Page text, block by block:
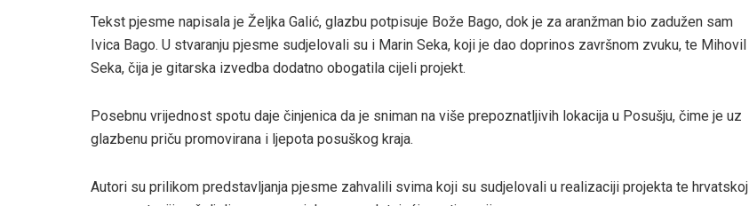
Tekst pjesme napisala je Željka Galić, glazbu potpisuje Bože Bago, dok je za aranžman bio zadužen sam
Ivica Bago. U stvaranju pjesme sudjelovali su i Marin Seka, koji je dao doprinos završnom zvuku, te Mihovil
Seka, čija je gitarska izvedba dodatno obogatila cijeli projekt.
Posebnu vrijednost spotu daje činjenica da je sniman na više prepoznatljivih lokacija u Posušju, čime je uz
glazbenu priču promovirana i ljepota posuškog kraja.
Autori su prilikom predstavljanja pjesme zahvalili svima koji su sudjelovali u realizaciji projekta te hrvatskoj